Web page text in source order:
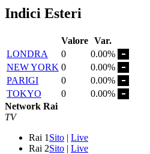
Indici Esteri
Valore Var.
LONDRA
0
0.00%
NEW YORK 0
0.00%
PARIGI
0
0.00%
TOKYO
0
0.00%
Network Rai
TV
Rai 1 Sito | Live
Rai 2Sito | Live